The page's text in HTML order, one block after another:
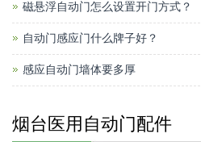
磁悬浮自动门怎么设置开门方式？
自动门感应门什么牌子好？
感应自动门墙体要多厚
烟台医用自动门配件